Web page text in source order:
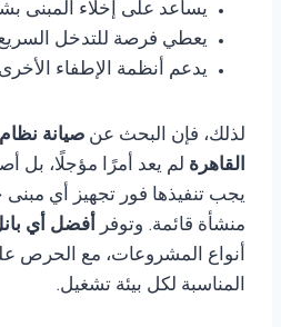
يساعد على إخلاء المبنى
يعطي فرصة للتدخل
يدعم أنظمة الإطفاء
لذلك، فإن البحث عن
القاهرة لم يعد أمرًا مؤجلًا، بل
يجب تنفيذها فور تجهيز أي
منشأة قائمة. وتوفر أفضل أي
أنواع المشروعات، مع الحرص
المناسبة لكل بيئة تشغيل.